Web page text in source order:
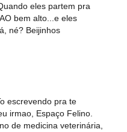
eles partem pra
bem alto...e eles
né? Beijinhos
escrevendo pra te
irmao, Espaço Felino.
de medicina veterinária,